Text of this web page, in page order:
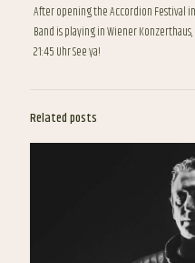
After opening the Accordion Festival
Band is playing in Wiener Konzerthaus,
21:45 Uhr See ya!
Related posts